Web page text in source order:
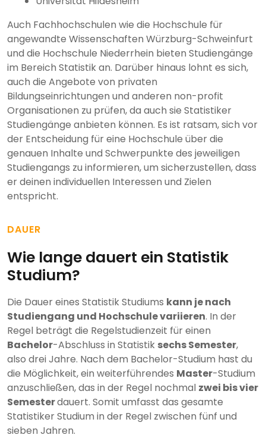
Auch Fachhochschulen wie die Hochschule für
angewandte Wissenschaften Würzburg-Schweinfurt
und die Hochschule Niederrhein bieten Studiengänge
im Bereich Statistik an. Darüber hinaus lohnt es sich,
auch die Angebote von privaten
Bildungseinrichtungen und anderen non-profit
Organisationen zu prüfen, da auch sie Statistiker
Studiengänge anbieten können. Es ist ratsam, sich vor
der Entscheidung für eine Hochschule über die
genauen Inhalte und Schwerpunkte des jeweiligen
Studiengangs zu informieren, um sicherzustellen, dass
er deinen individuellen Interessen und Zielen
entspricht.
DAUER
Wie lange dauert ein Statistik
Studium?
Die Dauer eines Statistik Studiums kann je nach
Studiengang und Hochschule variieren. In der
Regel beträgt die Regelstudienzeit für einen
Bachelor-Abschluss in Statistik sechs Semester,
also drei Jahre. Nach dem Bachelor-Studium hast du
die Möglichkeit, ein weiterführendes Master-Studium
anzuschließen, das in der Regel nochmal zwei bis vier
Semesterdauert. Somit umfasst das gesamte
Statistiker Studium in der Regel zwischen fünf und
sieben Jahren.